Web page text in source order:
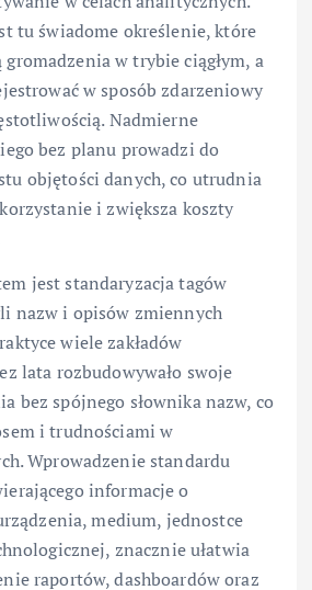
tu świadome określenie, które
gromadzenia w trybie ciągłym, a
w sposób zdarzeniowy
Nadmierne
bez planu prowadzi do
objętości danych, co utrudnia
i zwiększa koszty
jest standaryzacja tagów
nazw i opisów zmiennych
wiele zakładów
lata rozbudowywało swoje
bez spójnego słownika nazw, co
i trudnościami w
Wprowadzenie standardu
informacje o
medium, jednostce
znacznie ułatwia
raportów, dashboardów oraz